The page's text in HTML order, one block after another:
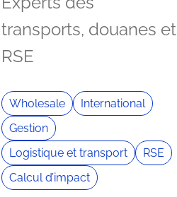
transports, douanes et
RSE
Wholesale
International
Gestion
Logistique et transport
RSE
Calcul d’impact